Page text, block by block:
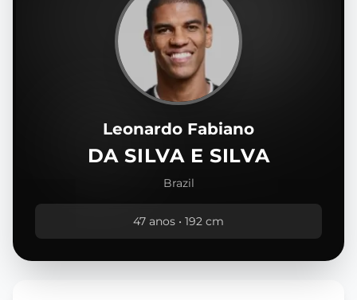
Leonardo Fabiano
DA SILVA E SILVA
Brazil
47 anos • 192 cm